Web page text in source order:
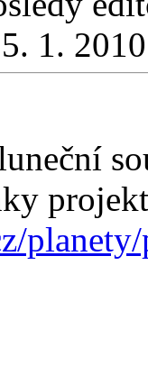
1.